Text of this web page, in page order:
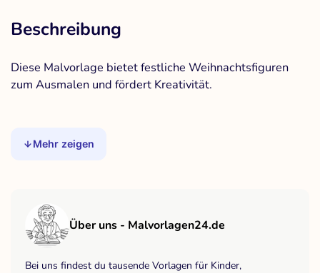
Beschreibung
Diese Malvorlage bietet festliche Weihnachtsfiguren
zum Ausmalen und fördert Kreativität.
Mehr zeigen
Über uns - Malvorlagen24.de
Bei uns findest du tausende Vorlagen für Kinder,